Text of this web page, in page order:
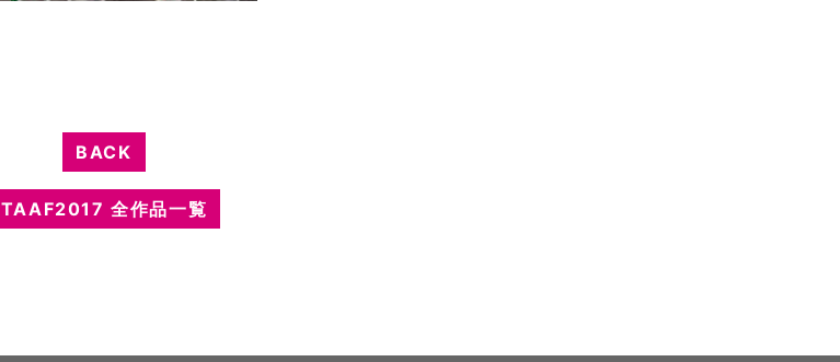
BACK
TAAF2017 全作品一覧